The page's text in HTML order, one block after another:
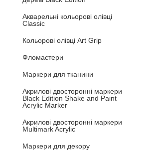
Акварельні кольорові олівці
Classic
Кольорові олівці Art Grip
Фломастери
Маркери для тканини
Акрилові двосторонні маркери
Black Edition Shake and Paint
Acrylic Marker
Акрилові двосторонні маркери
Multimark Acrylic
Маркери для декору